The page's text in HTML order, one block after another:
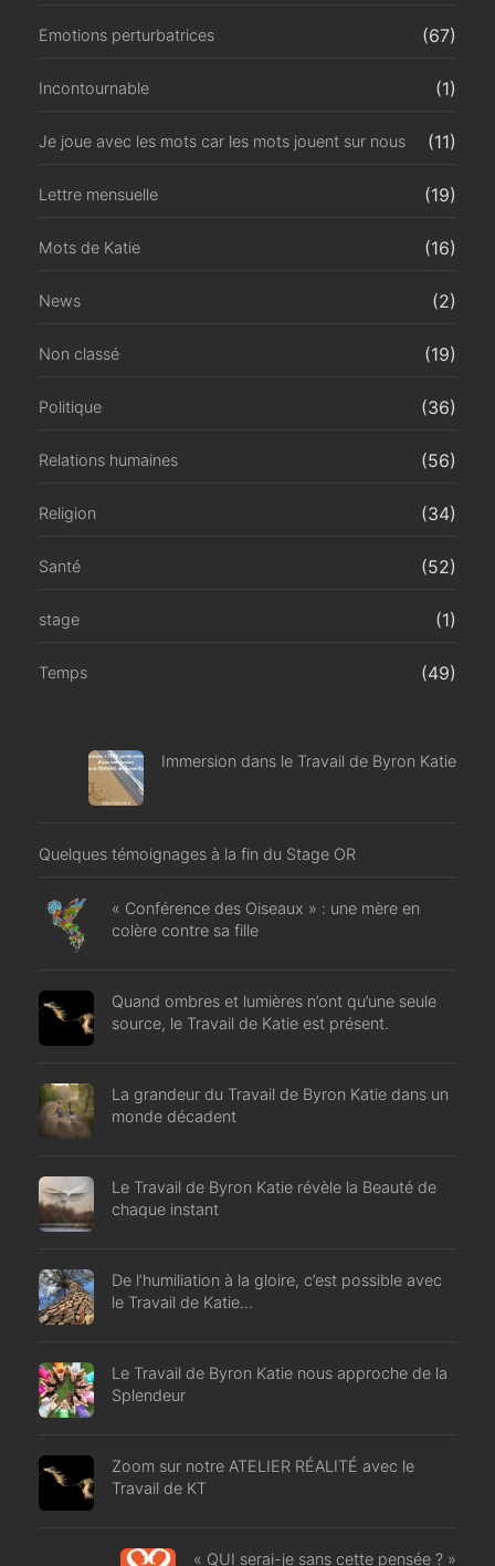
Emotions perturbatrices (67)
Incontournable (1)
Je joue avec les mots car les mots jouent sur nous (11)
Lettre mensuelle (19)
Mots de Katie (16)
News (2)
Non classé (19)
Politique (36)
Relations humaines (56)
Religion (34)
Santé (52)
stage (1)
Temps (49)
Immersion dans le Travail de Byron Katie
Quelques témoignages à la fin du Stage OR
« Conférence des Oiseaux » : une mère en
colère contre sa fille
Quand ombres et lumières n’ont qu’une seule
source, le Travail de Katie est présent.
La grandeur du Travail de Byron Katie dans un
monde décadent
Le Travail de Byron Katie révèle la Beauté de
chaque instant
De l’humiliation à la gloire, c’est possible avec
le Travail de Katie…
Le Travail de Byron Katie nous approche de la
Splendeur
Zoom sur notre ATELIER RÉALITÉ avec le
Travail de KT
« QUI serai-je sans cette pensée ? »